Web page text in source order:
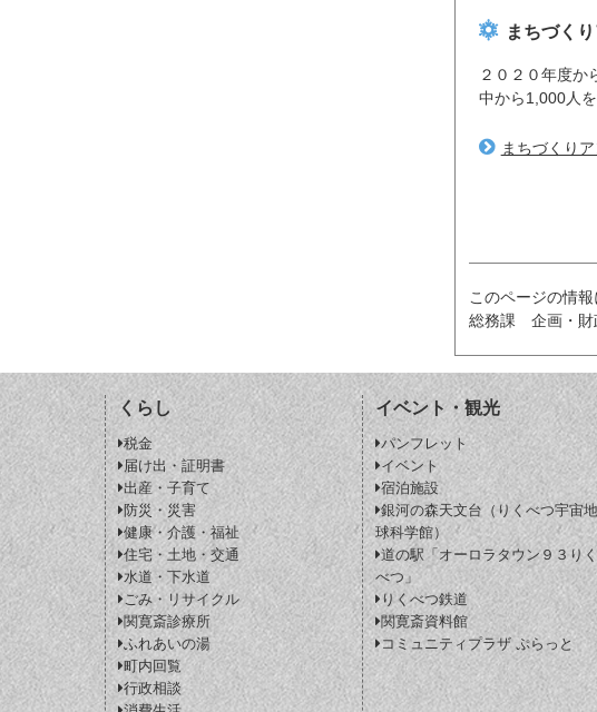
まちづく
２０２０年度か
中から1,000人
まちづくり
このページの情
総務課 企画・財
くらし
税金
届け出・証明書
出産・子育て
防災・災害
健康・介護・福祉
住宅・土地・交通
水道・下水道
ごみ・リサイクル
関寛斎診療所
ふれあいの湯
町内回覧
行政相談
イベント・観光
パンフレット
イベント
宿泊施設
銀河の森天文台（りくべつ宇宙
球科学館）
道の駅「オーロラタウン９３り
べつ」
りくべつ鉄道
関寛斎資料館
コミュニティプラザ ぷらっと